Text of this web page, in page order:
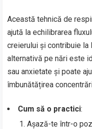
Această tehnică de
ajută la echilibrarea
creierului și contribuie
alternativă pe nări este
sau anxietate și poate
îmbunătățirea
Cum să o practici:
Așază-te într-o